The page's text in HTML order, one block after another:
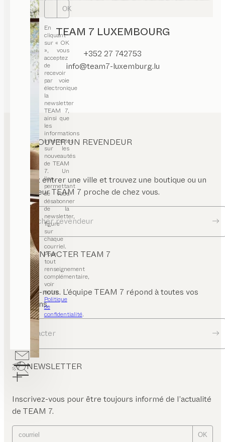
OK
En
cliquant
sur « OK
», vous
acceptez
de
recevoir
par voie
électronique
la
newsletter
TEAM 7,
ainsi que
les
informations
inhérentes
sur les
nouveautés
de TEAM
7. Un
lien,
permettant
de vous
désabonner
de la
newsletter,
figure
sur
chaque
courriel.
Pour
tout
renseignement
complémentaire,
voir
notre
Politique
de
confidentialité.
TEAM 7 LUXEMBOURG
+352 27 742753
info@team7-luxemburg.lu
TROUVER UN REVENDEUR
Veuillez entrer une ville et trouvez une boutique ou un
revendeur TEAM 7 proche de chez vous.
Chercher revendeur
CONTACTER TEAM 7
Écrivez-nous. L’équipe TEAM 7 répond à toutes vos
questions.
Contacter
NEWSLETTER
Inscrivez-vous pour être toujours informé de l’actualité
de TEAM 7.
OK